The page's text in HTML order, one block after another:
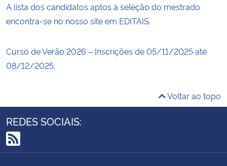
A lista dos candidatos aptos à seleção do mestrado
encontra-se no nosso site em EDITAIS.
Curso de Verão 2026 – Inscrições de 05/11/2025 até
08/12/2025.
Voltar ao topo
REDES SOCIAIS:
RSS